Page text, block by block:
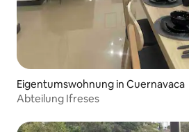
Eigentumswohnung in Cuernavaca
Abteilung Ifreses